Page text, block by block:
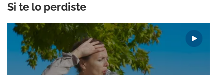
Si te lo perdiste